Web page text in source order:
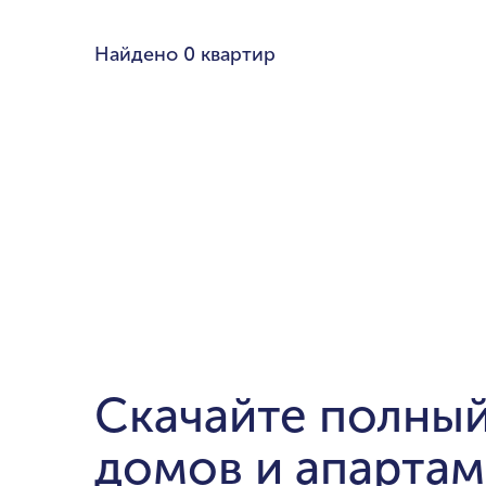
Найдено 0 квартир
Скачайте
домов и